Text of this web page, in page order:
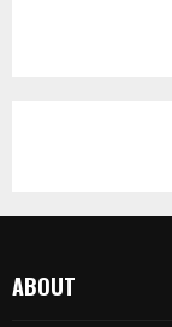
ABOUT